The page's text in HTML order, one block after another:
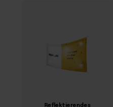
Reflektierendes